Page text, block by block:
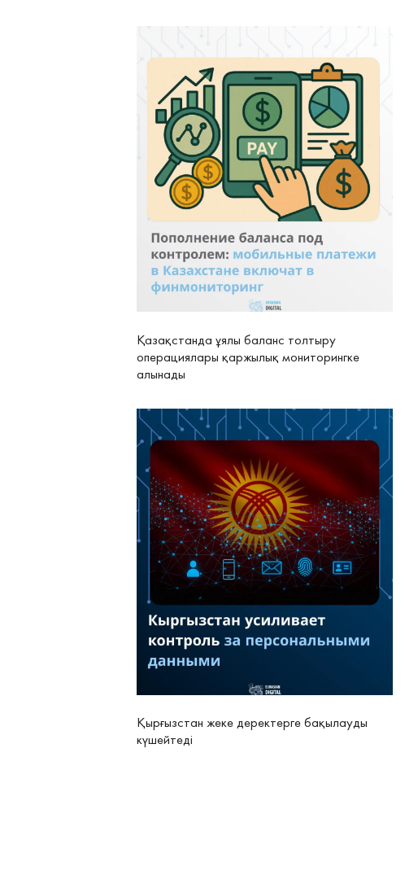
Қазақстанда ұялы баланс толтыру
операциялары қаржылық мониторингке
алынады
Қырғызстан жеке деректерге бақылауды
күшейтеді